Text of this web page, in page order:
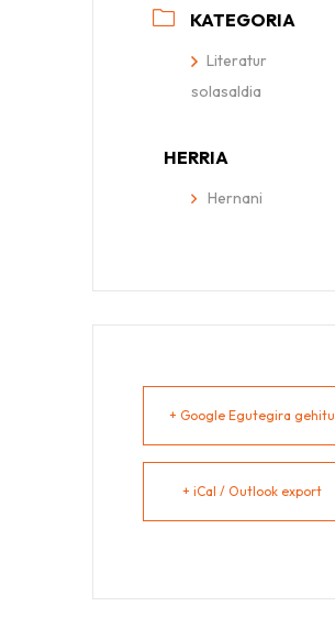
KATEGORIA
Literatur
solasaldia
HERRIA
Hernani
+ Google Egutegira gehitu
+ iCal / Outlook export